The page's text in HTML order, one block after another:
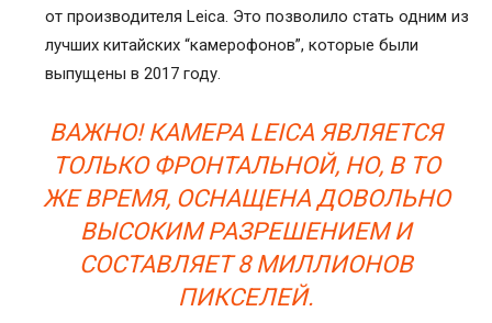
от производителя Leica. Это позволило стать одним из
лучших китайских “камерофонов”, которые были
выпущены в 2017 году.
ВАЖНО! КАМЕРА LEICA ЯВЛЯЕТСЯ
ТОЛЬКО ФРОНТАЛЬНОЙ, НО, В ТО
ЖЕ ВРЕМЯ, ОСНАЩЕНА ДОВОЛЬНО
ВЫСОКИМ РАЗРЕШЕНИЕМ И
СОСТАВЛЯЕТ 8 МИЛЛИОНОВ
ПИКСЕЛЕЙ.